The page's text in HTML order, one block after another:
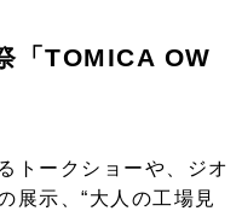
「TOMICA OW
トークショーや、ジオ
展示、“大人の工場見